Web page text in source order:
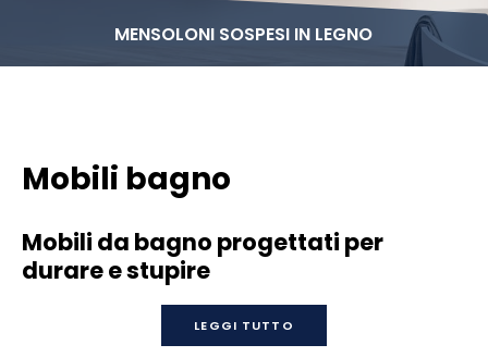
MENSOLONI SOSPESI IN LEGNO
Mobili bagno
Mobili da bagno progettati per
durare e stupire
LEGGI TUTTO